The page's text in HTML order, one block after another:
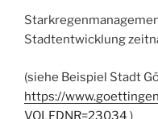
Stadtentwicklung
(siehe Beispiel Stadt
https://
VOLFDNR=23034 )